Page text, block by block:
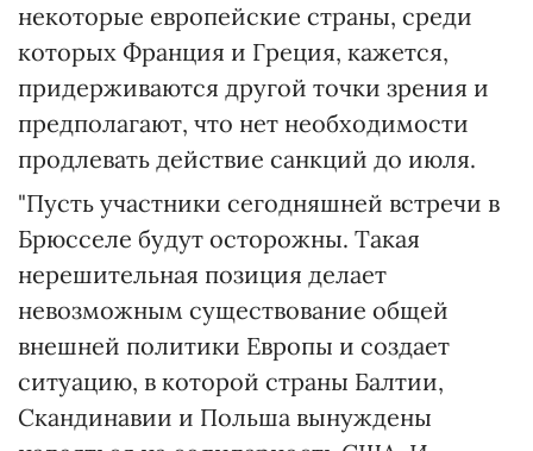
некоторые европейские страны, среди
которых Франция и Греция, кажется,
придерживаются другой точки зрения и
предполагают, что нет необходимости
продлевать действие санкций до июля.
"Пусть участники сегодняшней встречи в
Брюсселе будут осторожны. Такая
нерешительная позиция делает
невозможным существование общей
внешней политики Европы и создает
ситуацию, в которой страны Балтии,
Скандинавии и Польша вынуждены